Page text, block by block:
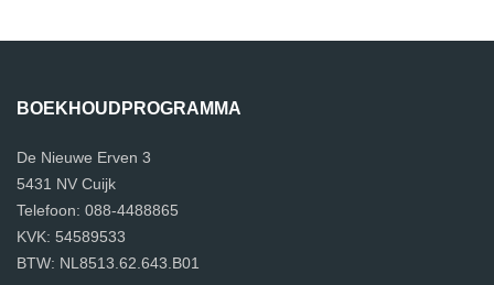
BOEKHOUDPROGRAMMA
De Nieuwe Erven 3
5431 NV Cuijk
Telefoon: 088-4488865
KVK: 54589533
BTW: NL8513.62.643.B01